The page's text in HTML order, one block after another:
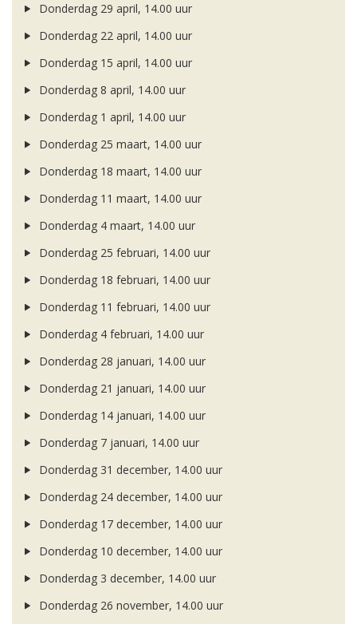
Donderdag 29 april, 14.00 uur
Donderdag 22 april, 14.00 uur
Donderdag 15 april, 14.00 uur
Donderdag 8 april, 14.00 uur
Donderdag 1 april, 14.00 uur
Donderdag 25 maart, 14.00 uur
Donderdag 18 maart, 14.00 uur
Donderdag 11 maart, 14.00 uur
Donderdag 4 maart, 14.00 uur
Donderdag 25 februari, 14.00 uur
Donderdag 18 februari, 14.00 uur
Donderdag 11 februari, 14.00 uur
Donderdag 4 februari, 14.00 uur
Donderdag 28 januari, 14.00 uur
Donderdag 21 januari, 14.00 uur
Donderdag 14 januari, 14.00 uur
Donderdag 7 januari, 14.00 uur
Donderdag 31 december, 14.00 uur
Donderdag 24 december, 14.00 uur
Donderdag 17 december, 14.00 uur
Donderdag 10 december, 14.00 uur
Donderdag 3 december, 14.00 uur
Donderdag 26 november, 14.00 uur